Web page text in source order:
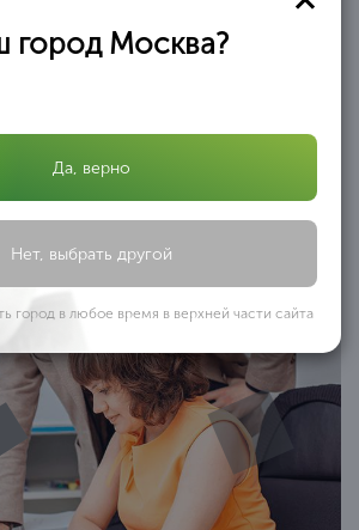
граждан
актуальным
город Москва?
Да, верно
Нет, выбрать другой
город в любое время в верхней части сайта